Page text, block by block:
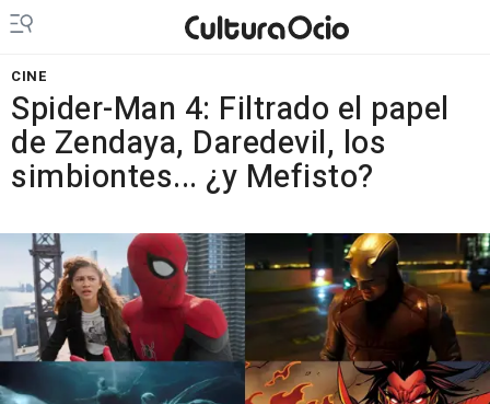
CINE
Spider-Man 4: Filtrado el papel
de Zendaya, Daredevil, los
simbiontes... ¿y Mefisto?